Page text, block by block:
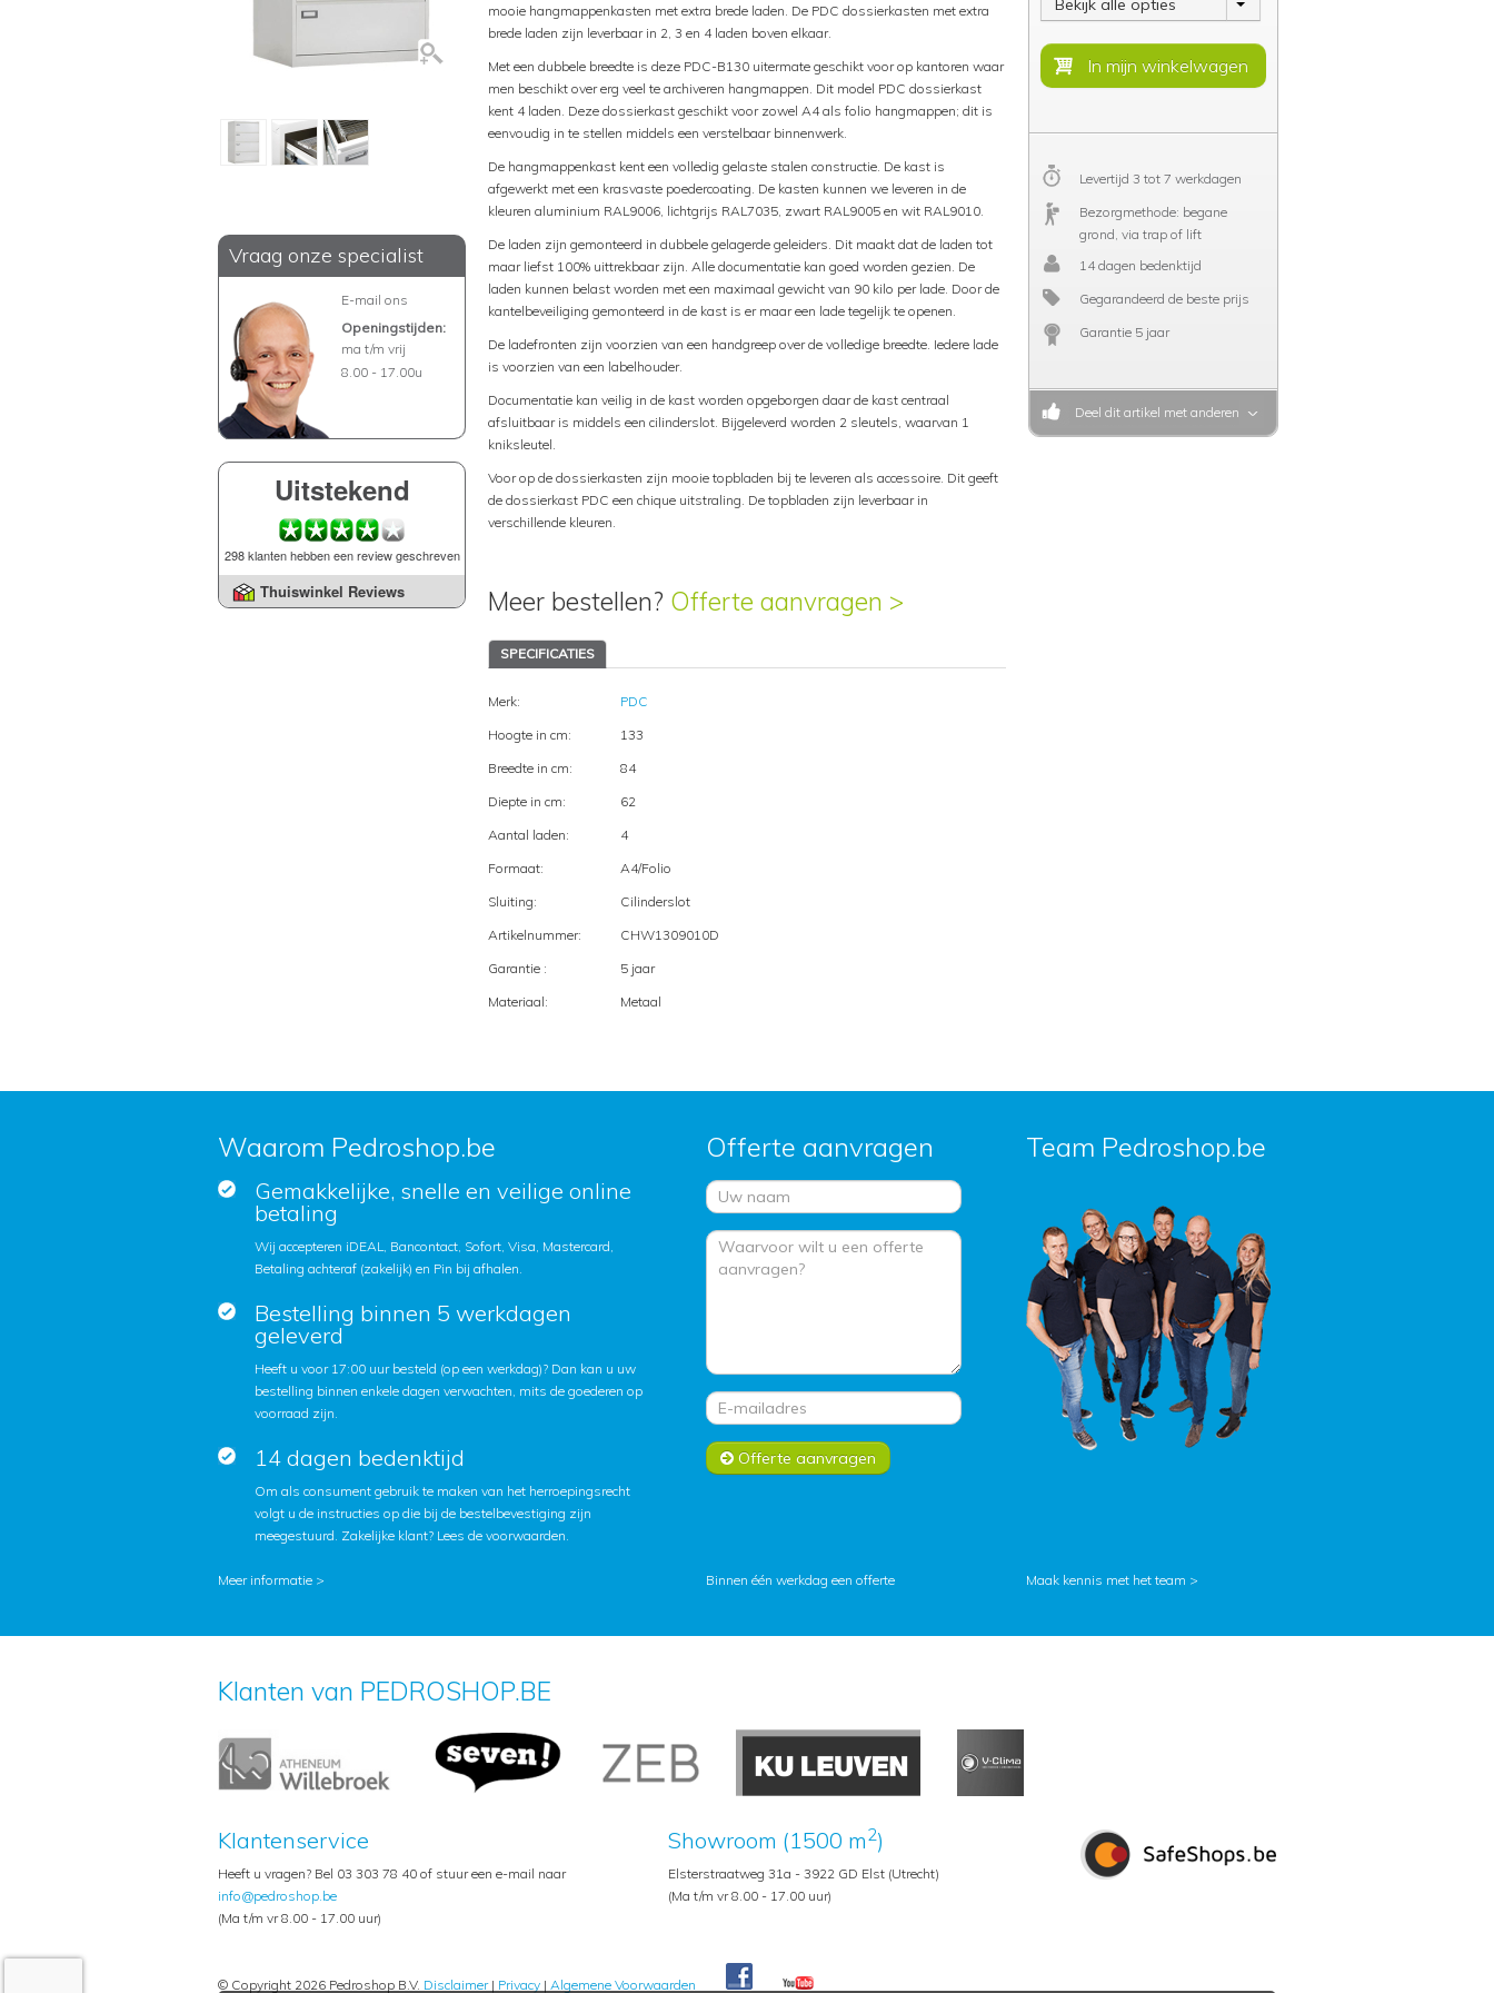
Vraag onze specialist
E-mail ons
Openingstijden:
ma t/m vrij
8.00 - 17.00u
Uitstekend
298 klanten hebben een review geschreven
Thuiswinkel Reviews
mooie hangmappenkasten met extra brede laden. De PDC dossierkasten met extra
brede laden zijn leverbaar in 2, 3 en 4 laden boven elkaar.
Met een dubbele breedte is deze PDC-B130 uitermate geschikt voor op kantoren waar
men beschikt over erg veel te archiveren hangmappen. Dit model PDC dossierkast
kent 4 laden. Deze dossierkast geschikt voor zowel A4 als folio hangmappen; dit is
eenvoudig in te stellen middels een verstelbaar binnenwerk.
De hangmappenkast kent een volledig gelaste stalen constructie. De kast is
afgewerkt met een krasvaste poedercoating. De kasten kunnen we leveren in de
kleuren aluminium RAL9006, lichtgrijs RAL7035, zwart RAL9005 en wit RAL9010.
De laden zijn gemonteerd in dubbele gelagerde geleiders. Dit maakt dat de laden tot
maar liefst 100% uittrekbaar zijn. Alle documentatie kan goed worden gezien. De
laden kunnen belast worden met een maximaal gewicht van 90 kilo per lade. Door de
kantelbeveiliging gemonteerd in de kast is er maar een lade tegelijk te openen.
De ladefronten zijn voorzien van een handgreep over de volledige breedte. Iedere lade
is voorzien van een labelhouder.
Documentatie kan veilig in de kast worden opgeborgen daar de kast centraal
afsluitbaar is middels een cilinderslot. Bijgeleverd worden 2 sleutels, waarvan 1
kniksleutel.
Voor op de dossierkasten zijn mooie topbladen bij te leveren als accessoire. Dit geeft
de dossierkast PDC een chique uitstraling. De topbladen zijn leverbaar in
verschillende kleuren.
Meer bestellen? Offerte aanvragen >
SPECIFICATIES
Merk:
PDC
Hoogte in cm:
133
Breedte in cm:
84
Diepte in cm:
62
Aantal laden:
4
Formaat:
A4/Folio
Sluiting:
Cilinderslot
Artikelnummer:
CHW1309010D
Garantie :
5 jaar
Materiaal:
Metaal
Bekijk alle opties
Levertijd 3 tot 7 werkdagen
Bezorgmethode: begane
grond, via trap of lift
14 dagen bedenktijd
Gegarandeerd de beste prijs
Garantie 5 jaar
Deel dit artikel met anderen
Waarom Pedroshop.be
Gemakkelijke, snelle en veilige online
betaling
Wij accepteren iDEAL, Bancontact, Sofort, Visa, Mastercard,
Betaling achteraf (zakelijk) en Pin bij afhalen.
Bestelling binnen 5 werkdagen
geleverd
Heeft u voor 17:00 uur besteld (op een werkdag)? Dan kan u uw
bestelling binnen enkele dagen verwachten, mits de goederen op
voorraad zijn.
14 dagen bedenktijd
Om als consument gebruik te maken van het herroepingsrecht
volgt u de instructies op die bij de bestelbevestiging zijn
meegestuurd. Zakelijke klant? Lees de voorwaarden.
Offerte aanvragen
Offerte aanvragen
Team Pedroshop.be
Meer informatie > Binnen één werkdag een offerte Maak kennis met het team >
Klanten van PEDROSHOP.BE
Klantenservice
Heeft u vragen? Bel 03 303 78 40 of stuur een e-mail naar
info@pedroshop.be
(Ma t/m vr 8.00 - 17.00 uur)
Showroom (1500 m2)
Elsterstraatweg 31a - 3922 GD Elst (Utrecht)
(Ma t/m vr 8.00 - 17.00 uur)
© Copyright 2026 Pedroshop B.V. Disclaimer| Privacy | Algemene Voorwaarden